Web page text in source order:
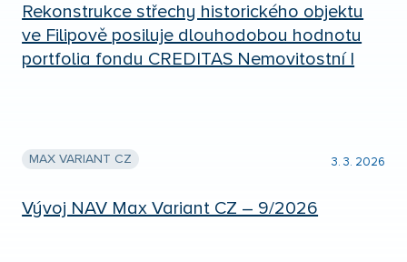
Rekonstrukce střechy historického objektu
ve Filipově posiluje dlouhodobou hodnotu
portfolia fondu CREDITAS Nemovitostní I
MAX VARIANT CZ 3. 3. 2026
Vývoj NAV Max Variant CZ – 9/2026